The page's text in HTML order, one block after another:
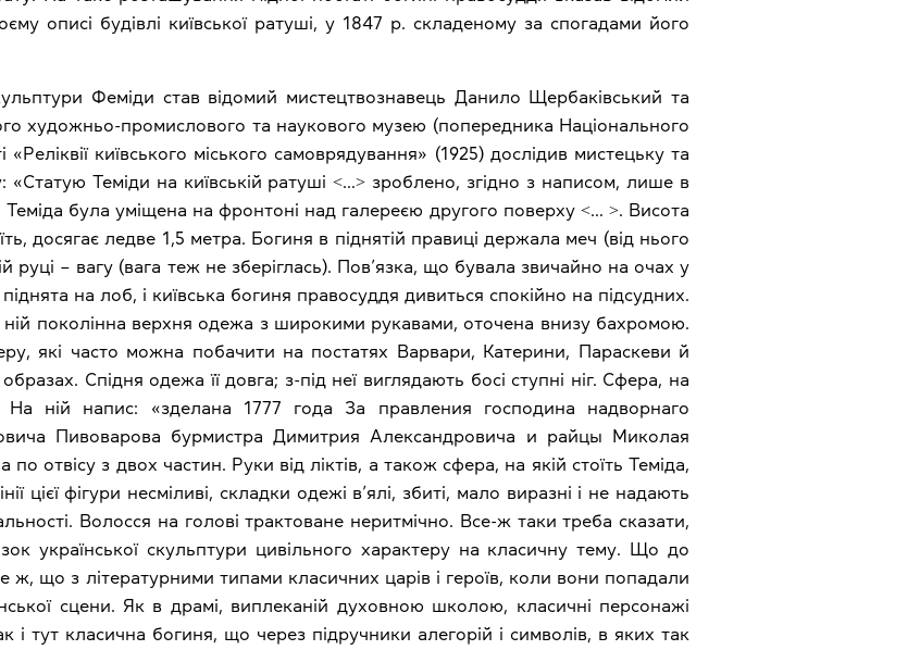
описі будівлі київської ратуші, у 1847 р. складеному за спогадами його
Феміди став відомий мистецтвознавець Данило Щербаківський та
художньо-промислового та наукового музею (попередника Національного
«Реліквії київського міського самоврядування» (1925) дослідив мистецьку та
«Статую Теміди на київській ратуші ˂…˃ зроблено, згідно з написом, лише в
була уміщена на фронтоні над галереєю другого поверху ˂… ˃. Висота
досягає ледве 1,5 метра. Богиня в піднятій правиці держала меч (від нього
руці – вагу (вага теж не зберіглась). Пов’язка, що бувала звичайно на очах у
на лоб, і київська богиня правосуддя дивиться спокійно на підсудних.
ній поколінна верхня одежа з широкими рукавами, оточена внизу бахромою.
які часто можна побачити на постатях Варвари, Катерини, Параскеви й
Спідня одежа її довга; з-під неї виглядають босі ступні ніг. Сфера, на
На ній напис: «зделана 1777 года За правления господина надворнаго
Пивоварова бурмистра Димитрия Александровича и райцы Миколая
отвісу з двох частин. Руки від ліктів, а також сфера, на якій стоїть Теміда,
цієї фігури несміливі, складки одежі в’ялі, збиті, мало виразні і не надають
Волосся на голові трактоване неритмічно. Все-ж таки треба сказати,
української скульптури цивільного характеру на класичну тему. Що до
ж, що з літературними типами класичних царів і героїв, коли вони попадали
сцени. Як в драмі, виплеканій духовною школою, класичні персонажі
і тут класична богиня, що через підручники алегорій і символів, в яких так